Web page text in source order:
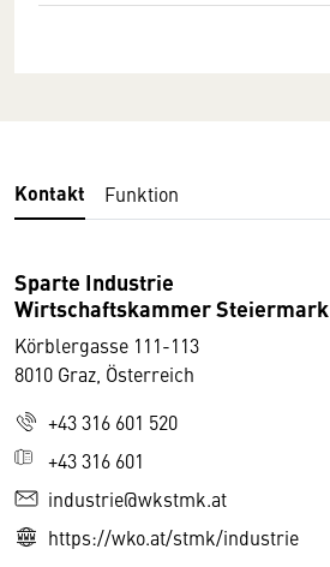
Kontakt Funktion
Sparte Industrie
Wirtschaftskammer Steiermark
Körblergasse 111-113
8010 Graz, Österreich
+43 316 601 520
+43 316 601
industrie@wkstmk.at
https://wko.at/stmk/industrie